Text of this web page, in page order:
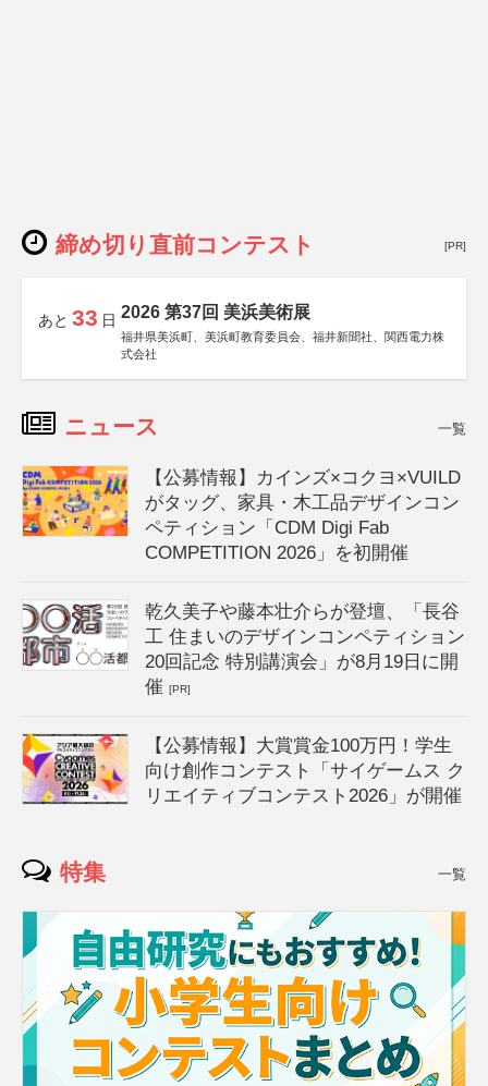
締め切り直前コンテスト [PR]
あと 33 日 2026 第37回 美浜美術展
福井県美浜町、美浜町教育委員会、福井新聞社、関西電力株
式会社
ニュース 一覧
【公募情報】カインズ×コクヨ×VUILD
がタッグ、家具・木工品デザインコン
ペティション「CDM Digi Fab
COMPETITION 2026」を初開催
乾久美子や藤本壮介らが登壇、「長谷
工 住まいのデザインコンペティション
20回記念 特別講演会」が8月19日に開
催[PR]
【公募情報】大賞賞金100万円！学生
向け創作コンテスト「サイゲームス ク
リエイティブコンテスト2026」が開催
特集 一覧